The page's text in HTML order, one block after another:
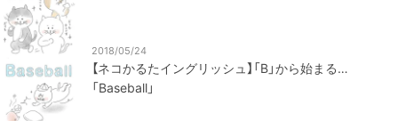
2018/05/24
【ネコかるたイングリッシュ】「B」から始まる…
「Baseball」